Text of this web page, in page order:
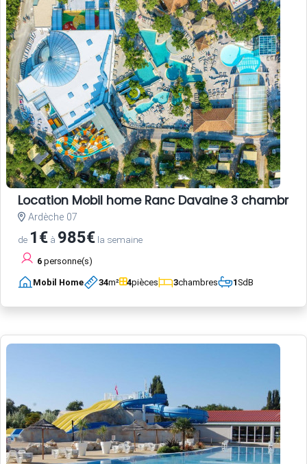
Location Mobil home Ranc Davaine 3 chambres
Ardèche 07
de 1€ à 985€ la semaine
6 personne(s)
Mobil Home 34m² 4pièces 3chambres 1SdB